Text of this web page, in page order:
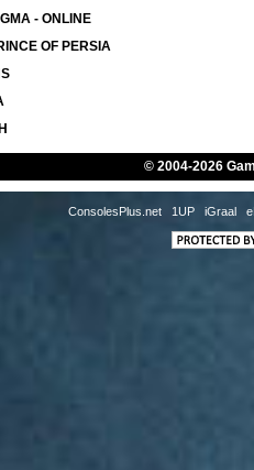
- ONLINE
OF PERSIA
© 2004-2026
ConsolesPlus.net 1UP iGraal